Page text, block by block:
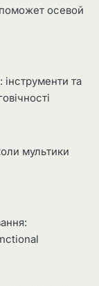
осевой
та
мультики